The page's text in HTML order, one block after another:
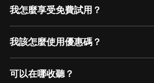
我怎麼享受免費試用？
我該怎麼使用優惠碼？
可以在哪收聽？